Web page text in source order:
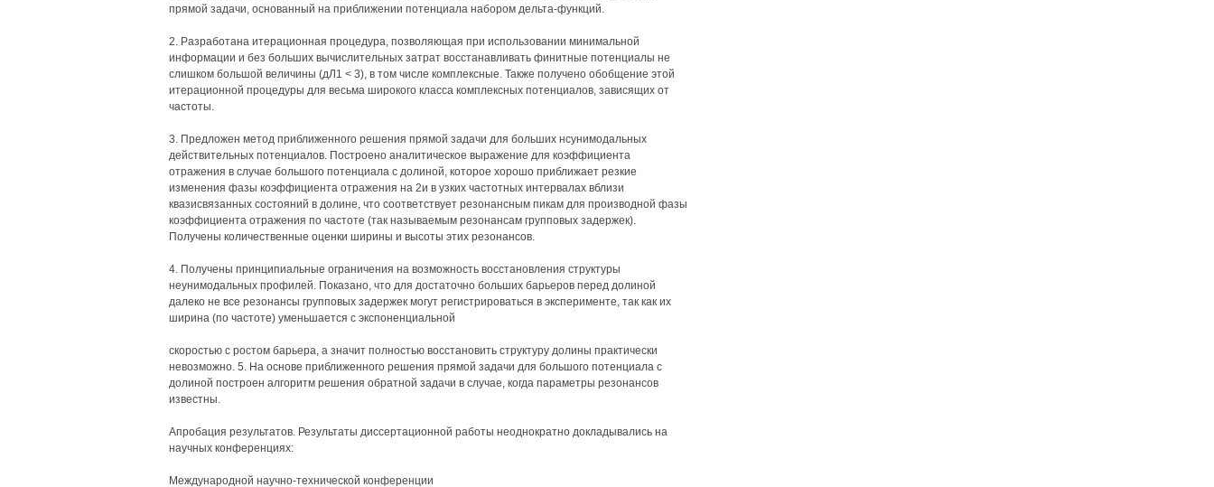
прямой задачи, основанный на приближении потенциала набором дельта-функций.
2. Разработана итерационная процедура, позволяющая при использовании минимальной
информации и без больших вычислительных затрат восстанавливать финитные потенциалы не
слишком большой величины (дЛ1 < 3), в том числе комплексные. Также получено обобщение этой
итерационной процедуры для весьма широкого класса комплексных потенциалов, зависящих от
частоты.
3. Предложен метод приближенного решения прямой задачи для больших нсунимодальных
действительных потенциалов. Построено аналитическое выражение для коэффициента
отражения в случае большого потенциала с долиной, которое хорошо приближает резкие
изменения фазы коэффициента отражения на 2и в узких частотных интервалах вблизи
квазисвязанных состояний в долине, что соответствует резонансным пикам для производной фазы
коэффициента отражения по частоте (так называемым резонансам групповых задержек).
Получены количественные оценки ширины и высоты этих резонансов.
4. Получены принципиальные ограничения на возможность восстановления структуры
неунимодальных профилей. Показано, что для достаточно больших барьеров перед долиной
далеко не все резонансы групповых задержек могут регистрироваться в эксперименте, так как их
ширина (по частоте) уменьшается с экспоненциальной
скоростью с ростом барьера, а значит полностью восстановить структуру долины практически
невозможно. 5. На основе приближенного решения прямой задачи для большого потенциала с
долиной построен алгоритм решения обратной задачи в случае, когда параметры резонансов
известны.
Апробация результатов. Результаты диссертационной работы неоднократно докладывались на
научных конференциях:
Международной научно-технической конференции